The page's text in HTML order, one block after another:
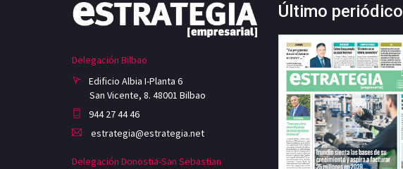
Delegación Bilbao
Edificio Albia I-Planta 6
San Vicente, 8. 48001 Bilbao
944 27 44 46
estrategia@estrategia.net
Delegación Donostia-San Sebastian
Último periódico